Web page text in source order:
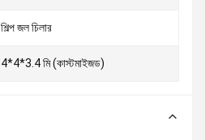
শিল্প জল চিলার
4*4*3.4 মি (কাস্টমাইজড)